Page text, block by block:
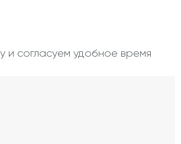
и согласуем удобное время